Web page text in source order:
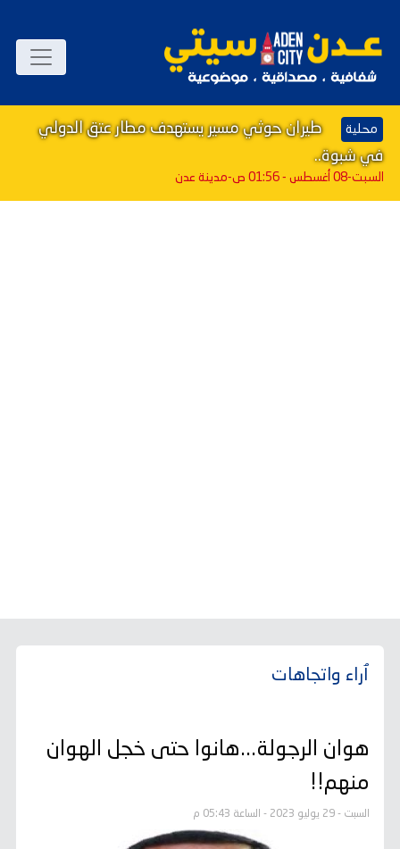
محلية
طيران حوثي مسير يستهدف مطار عتق الدولي
في شبوة..
السبت-08 أغسطس - 01:56 ص -مدينة عدن
ٱراء واتجاهات
هوان الرجولة...هانوا حتى خجل الهوان
منهم!!
السبت - 29 يوليو 2023 - الساعة 05:43 م